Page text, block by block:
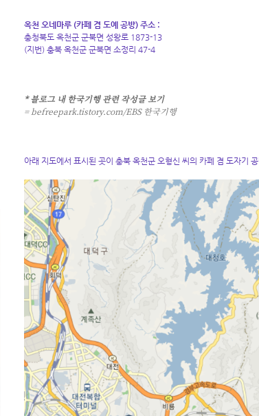
옥천 오네마루 (카페 겸 도예 공방) 주소 :
충청북도 옥천군 군북면 성왕로 1873-13
(지번) 충북 옥천군 군북면 소정리 47-4
* 블로그 내 한국기행 관련 작성글 보기
= befreepark.tistory.com/EBS 한국기행
아래 지도에서 표시된 곳이 충북 옥천군 오형신 씨의 카페 겸 도자기